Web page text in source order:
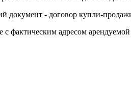
- договор купли-
с фактическим адресом